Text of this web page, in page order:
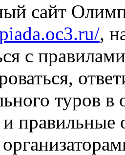
сайт
,
с
туров
и